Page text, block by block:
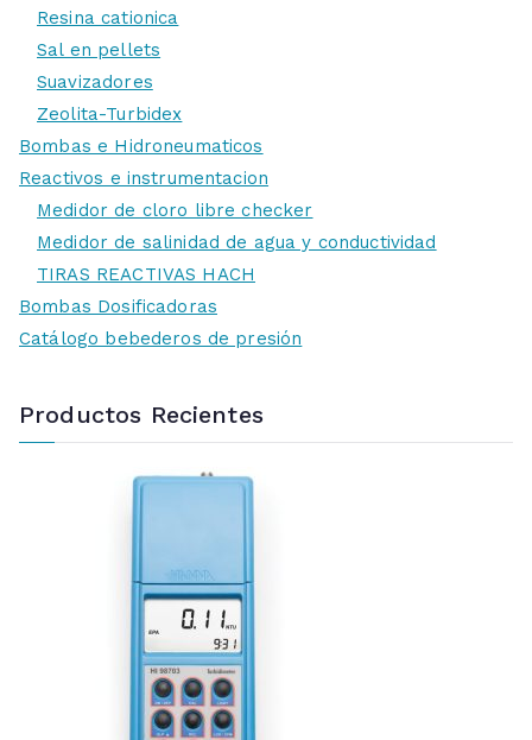
Resina cationica
Sal en pellets
Suavizadores
Zeolita-Turbidex
Bombas e Hidroneumaticos
Reactivos e instrumentacion
Medidor de cloro libre checker
Medidor de salinidad de agua y conductividad
TIRAS REACTIVAS HACH
Bombas Dosificadoras
Catálogo bebederos de presión
Productos Recientes